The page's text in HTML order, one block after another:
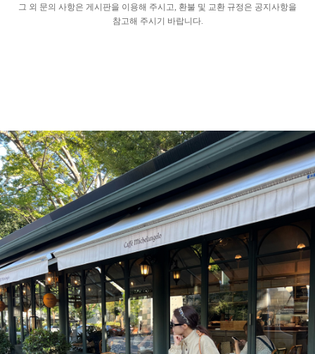
그 외 문의 사항은 게시판을 이용해 주시고, 환불 및 교환 규정은 공지사항을
참고해 주시기 바랍니다.